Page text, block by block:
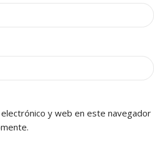
y web en este navegador